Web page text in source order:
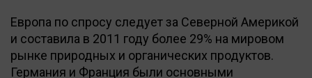
Европа по спросу следует за Северной Америкой
и составила в 2011 году более 29% на мировом
рынке природных и органических продуктов.
Германия и Франция были основными